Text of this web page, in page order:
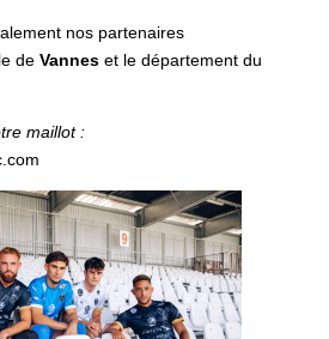
nos partenaires
de Vanneset le département du
maillot :